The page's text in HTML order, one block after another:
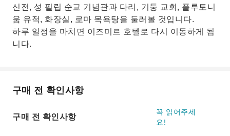
신전, 성 필립 순교 기념관과 다리, 기둥 교회, 플루토니
움 유적, 화장실, 로마 목욕탕을 둘러볼 것입니다.
하루 일정을 마치면 이즈미르 호텔로 다시 이동하게 됩
니다.
구매 전 확인사항
구매 전 확인사항
꼭 읽어주세
요!